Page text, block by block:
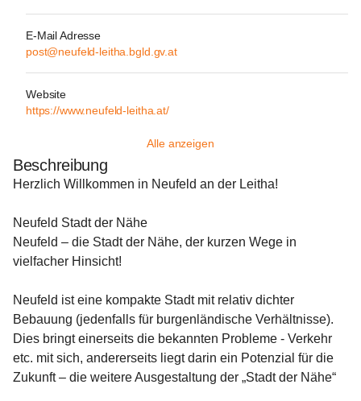
E-Mail Adresse
post@neufeld-leitha.bgld.gv.at
Website
https://www.neufeld-leitha.at/
Alle anzeigen
Beschreibung
Herzlich Willkommen in Neufeld an der Leitha!
Neufeld Stadt der Nähe
Neufeld – die Stadt der Nähe, der kurzen Wege in
vielfacher Hinsicht!
Neufeld ist eine kompakte Stadt mit relativ dichter
Bebauung (jedenfalls für burgenländische Verhältnisse).
Dies bringt einerseits die bekannten Probleme - Verkehr
etc. mit sich, andererseits liegt darin ein Potenzial für die
Zukunft – die weitere Ausgestaltung der „Stadt der Nähe“